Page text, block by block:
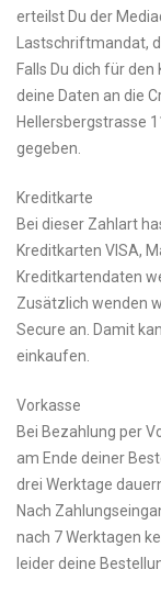
erteilst Du der
Lastschriftmandat,
Falls Du dich für
deine Daten an die
Hellersbergstrasse
gegeben.
Kreditkarte
Bei dieser Zahlart
Kreditkarten VISA,
Kreditkartendaten
Zusätzlich wenden
Secure an. Damit
einkaufen.
Vorkasse
Bei Bezahlung per
am Ende deiner
drei Werktage
Nach
nach 7 Werktagen
leider deine